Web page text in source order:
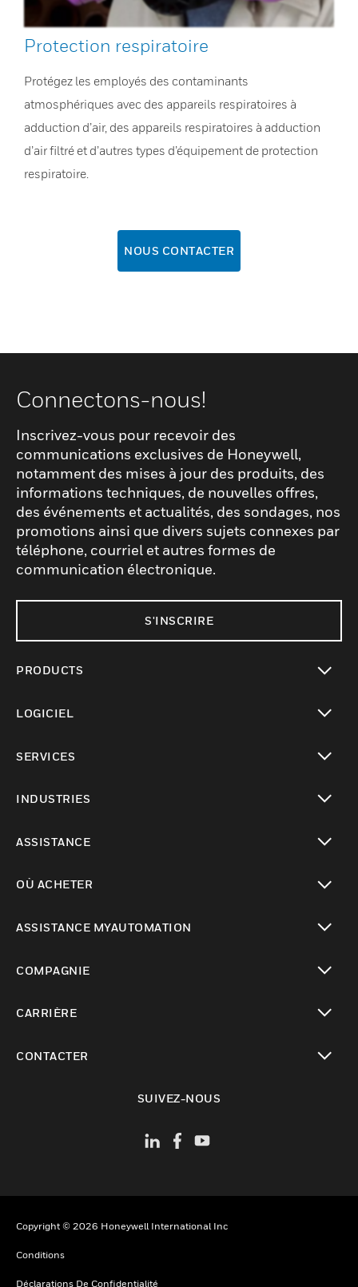
Protection respiratoire
Protégez les employés des contaminants
atmosphériques avec des appareils respiratoires à
adduction d’air, des appareils respiratoires à adduction
d’air filtré et d’autres types d’équipement de protection
respiratoire.
NOUS CONTACTER
Connectons-nous!
Inscrivez-vous pour recevoir des
communications exclusives de Honeywell,
notamment des mises à jour des produits, des
informations techniques, de nouvelles offres,
des événements et actualités, des sondages, nos
promotions ainsi que divers sujets connexes par
téléphone, courriel et autres formes de
communication électronique.
S'INSCRIRE
PRODUCTS
LOGICIEL
SERVICES
INDUSTRIES
ASSISTANCE
OÙ ACHETER
ASSISTANCE MYAUTOMATION
COMPAGNIE
CARRIÈRE
CONTACTER
SUIVEZ-NOUS
Copyright © 2026 Honeywell International Inc
Conditions
Déclarations De Confidentialité